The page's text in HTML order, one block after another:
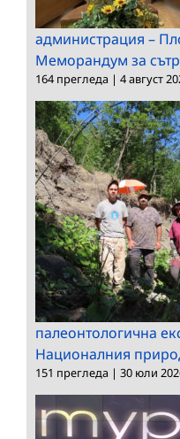
администрация –
Меморандум за
164 прегледа | 4 август
палеонтологична
Националния
151 прегледа | 30 юли